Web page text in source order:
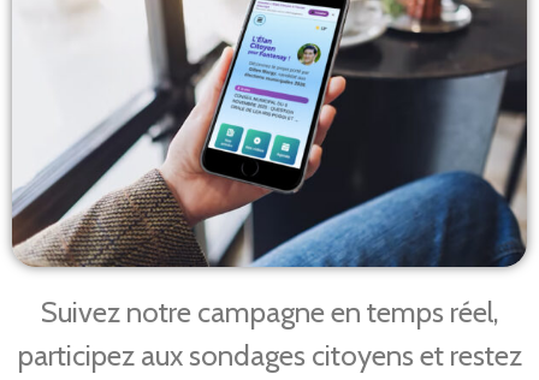
Suivez notre campagne en temps réel,
participez aux sondages citoyens et restez